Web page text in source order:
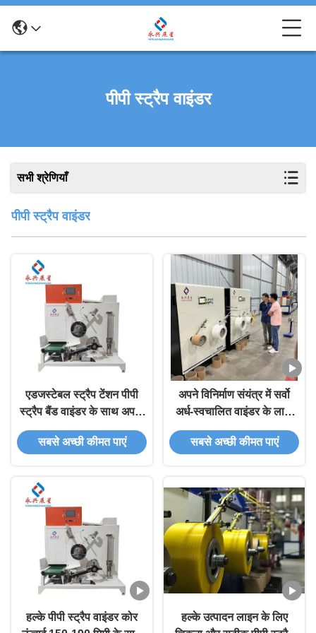
पीपी स्ट्रैप वाइंडर
सभी श्रेणियाँ
पीपी स्ट्रैप वाइंडर
एडजस्टेबल स्ट्रैप टेंशन पीपी
स्ट्रैप बैंड वाइंडर के साथ अपनी
पैकेजिंग प्रक्रिया को
सुव्यवस्थित करें
सबसे अच्छी कीमत पाएं
अपने विनिर्माण संयंत्र में सर्वो
अर्ध-स्वचालित वाइंडर के लाभों
का अनुभव करें
सबसे अच्छी कीमत पाएं
हल्के पीपी स्ट्रैप वाइंडर कोर
हल्के उत्पादन लाइन के लिए